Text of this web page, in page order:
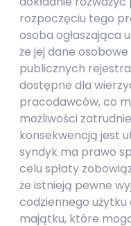
rozpoczęciu tego
osoba ogłaszająca
że jej dane
publicznych
dostępne dla
pracodawców, co
możliwości
konsekwencją jest
syndyk ma prawo
celu spłaty
że istnieją pewne
codziennego
majątku, które